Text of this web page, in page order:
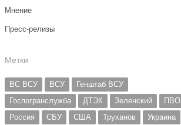
Мнение
Пресс-релизы
Метки
ВС ВСУ ВСУ
Генштаб ВСУ
Госпогранслужба
ДТЭК Зеленский
ПВО
Россия
СБУ США Труханов
Украина